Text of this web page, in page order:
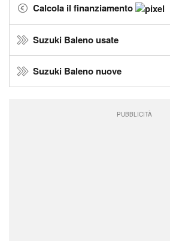
Calcola il finanziamento
Suzuki Baleno usate
Suzuki Baleno nuove
PUBBLICITÀ